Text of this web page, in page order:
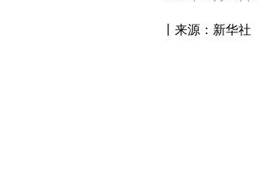
丨来源：新华社